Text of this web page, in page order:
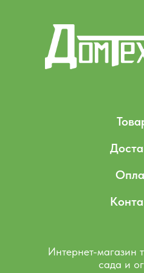
Интернет-магазин
сада и